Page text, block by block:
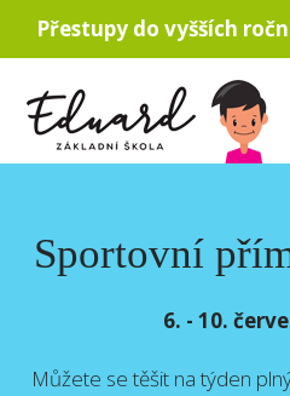
Přestupy do vyšších
Sportovní
6. - 10.
Můžete se těšit na týden